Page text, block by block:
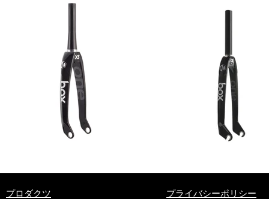
​プロダクツ プライバシーポリシー